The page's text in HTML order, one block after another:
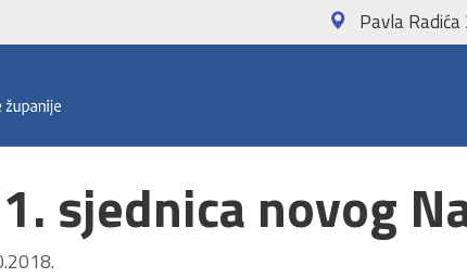
Pavla
sjednica novog